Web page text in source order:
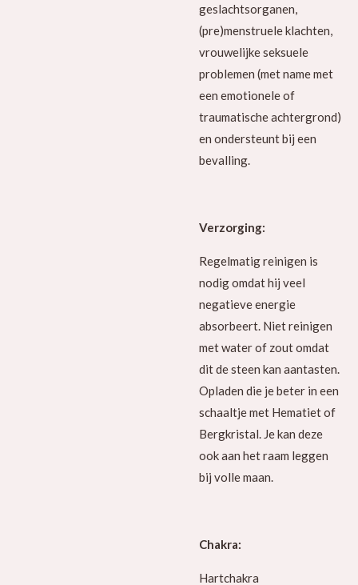
geslachtsorganen,
(pre)menstruele klachten,
vrouwelijke seksuele
problemen (met name met
een emotionele of
traumatische achtergrond)
en ondersteunt bij een
bevalling.
Verzorging:
Regelmatig reinigen is
nodig omdat hij veel
negatieve energie
absorbeert. Niet reinigen
met water of zout omdat
dit de steen kan aantasten.
Opladen die je beter in een
schaaltje met Hematiet of
Bergkristal. Je kan deze
ook aan het raam leggen
bij volle maan.
Chakra:
Hartchakra